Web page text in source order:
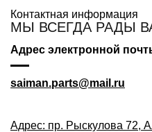
Контактная информация
МЫ ВСЕГДА РАДЫ
Адрес электронной
saiman.parts@mail.ru
Адрес: пр. Рыскулова 72,